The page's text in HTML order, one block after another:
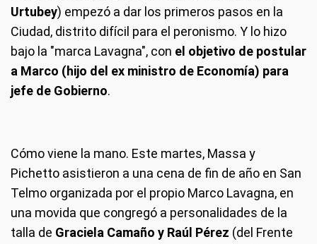
Urtubey) empezó a dar los primeros pasos en la
Ciudad, distrito difícil para el peronismo. Y lo hizo
bajo la "marca Lavagna", con el objetivo de postular
a Marco (hijo del ex ministro de Economía) para
jefe de Gobierno.
Cómo viene la mano. Este martes, Massa y
Pichetto asistieron a una cena de fin de año en San
Telmo organizada por el propio Marco Lavagna, en
una movida que congregó a personalidades de la
talla de Graciela Camaño y Raúl Pérez (del Frente